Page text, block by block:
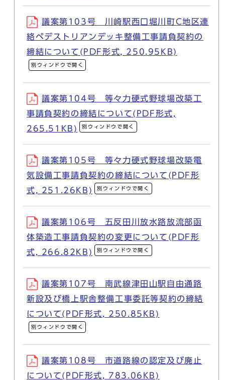
議案第103号 川崎駅西口堀川町C地区連
絡ペデストリアンデッキ整備工事請負契約の
締結について(PDF形式, 250.95KB)
別ウィンドウで開く
議案第104号 等々力硬式野球場改築工
事請負契約の締結について(PDF形式,
265.51KB)
別ウィンドウで開く
議案第105号 等々力硬式野球場改築電
気設備工事請負契約の締結について(PDF形
式, 251.26KB)
別ウィンドウで開く
議案第106号 五反田川放水路放流部函
体築造工事請負契約の変更について(PDF形
式, 266.82KB)
別ウィンドウで開く
議案第107号 南武線津田山駅自由通路
新設及び橋上駅舎整備工事委託等契約の締結
について(PDF形式, 250.85KB)
別ウィンドウで開く
議案第108号 市道路線の認定及び廃止
について(PDF形式, 783.06KB)